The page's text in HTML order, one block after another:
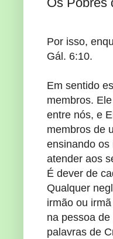
Por isso,
Gál. 6:10.
Em sentido
membros.
entre nós, e
membros de
ensinando os
atender aos
É dever de
Qualquer
irmão ou
na pessoa
palavras de